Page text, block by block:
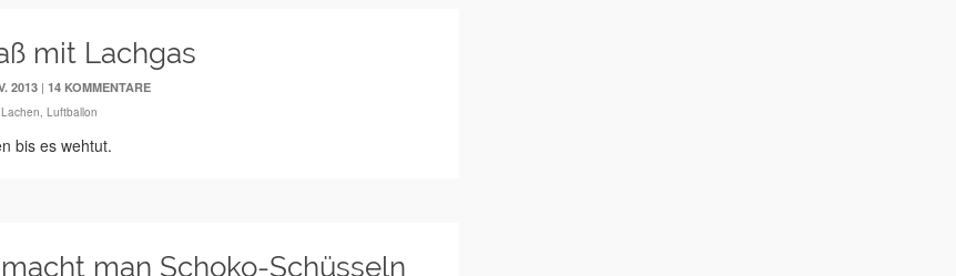
mit Lachgas
2013 |14 KOMMENTARE
Lachen,Luftballon
bis es wehtut.
man Schoko-Schüsseln